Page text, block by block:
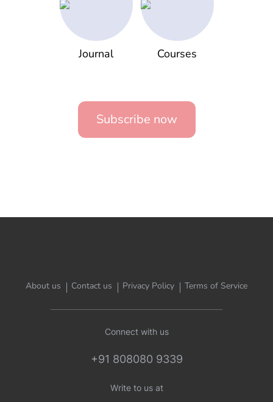
Journal Courses
Subscribe now
About us Contact us Privacy Policy Terms of Service
Connect with us
+91 808080 9339
Write to us at